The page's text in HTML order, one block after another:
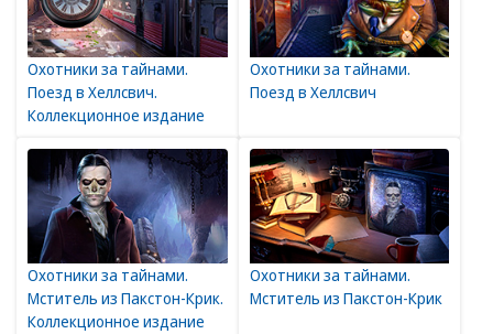
Охотники за тайнами.
Поезд в Хеллсвич.
Коллекционное издание
Охотники за тайнами.
Поезд в Хеллсвич
Охотники за тайнами.
Мститель из Пакстон-Крик.
Коллекционное издание
Охотники за тайнами.
Мститель из Пакстон-Крик